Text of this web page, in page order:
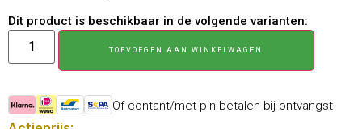
Dit product is beschikbaar in de volgende varianten:
TOEVOEGEN AAN WINKELWAGEN
Of contant/met pin betalen bij ontvangst